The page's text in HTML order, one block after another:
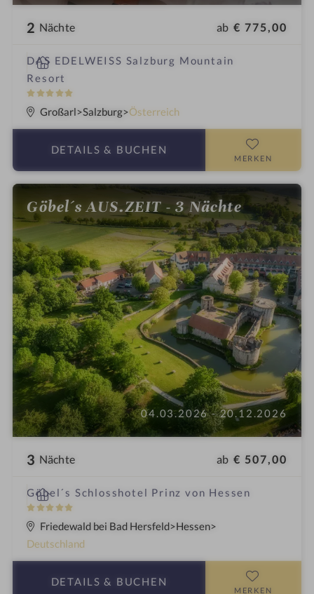
2 Nächte ab € 775,00
DAS EDELWEISS Salzburg Mountain
Resort
5
S
t
n
i
n
Großarl Salzburg Österreich
DETAILS & BUCHEN
MERKEN
Göbel´s AUS.ZEIT - 3 Nächte
04.03.2026 - 20.12.2026
3 Nächte ab € 507,00
Göbel´s Schlosshotel Prinz von Hessen
5
S
t
i
n
Friedewald bei Bad Hersfeld Hessen
Deutschland
DETAILS & BUCHEN
MERKEN